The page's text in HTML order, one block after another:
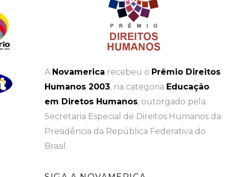
A Novamerica recebeu o Prêmio Direitos
Humanos 2003, na categoria Educação
em Diretos Humanos, outorgado pela
Secretaria Especial de Direitos Humanos da
Presidência da República Federativa do
Brasil.